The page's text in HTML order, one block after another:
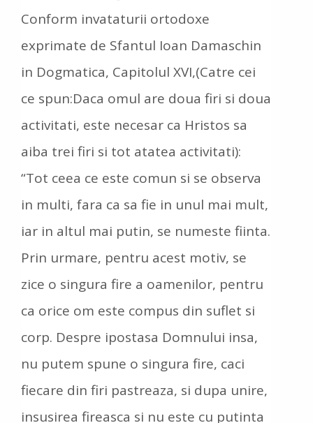
Conform invataturii ortodoxe
exprimate de Sfantul Ioan Damaschin
in Dogmatica, Capitolul XVI,(Catre cei
ce spun:Daca omul are doua firi si doua
activitati, este necesar ca Hristos sa
aiba trei firi si tot atatea activitati):
“Tot ceea ce este comun si se observa
in multi, fara ca sa fie in unul mai mult,
iar in altul mai putin, se numeste fiinta.
Prin urmare, pentru acest motiv, se
zice o singura fire a oamenilor, pentru
ca orice om este compus din suflet si
corp. Despre ipostasa Domnului insa,
nu putem spune o singura fire, caci
fiecare din firi pastreaza, si dupa unire,
insusirea fireasca si nu este cu putinta